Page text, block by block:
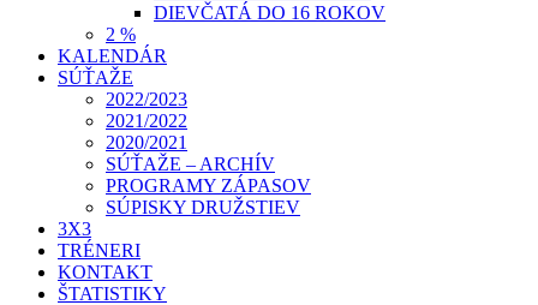
DIEVČATÁ DO 16 ROKOV
2 %
KALENDÁR
SÚŤAŽE
2022/2023
2021/2022
2020/2021
SÚŤAŽE – ARCHÍV
PROGRAMY ZÁPASOV
SÚPISKY DRUŽSTIEV
3X3
TRÉNERI
KONTAKT
ŠTATISTIKY